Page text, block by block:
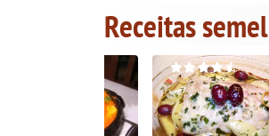
Receitas